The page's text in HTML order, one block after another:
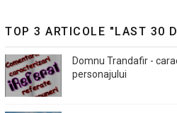
TOP 3 ARTICOLE "LAST 30
Domnu Trandafir -
personajului